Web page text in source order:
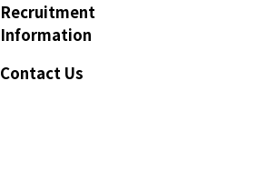
Recruitment
Information
Contact Us